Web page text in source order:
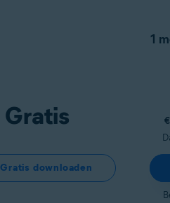
Gratis
Gratis downloaden
1
€